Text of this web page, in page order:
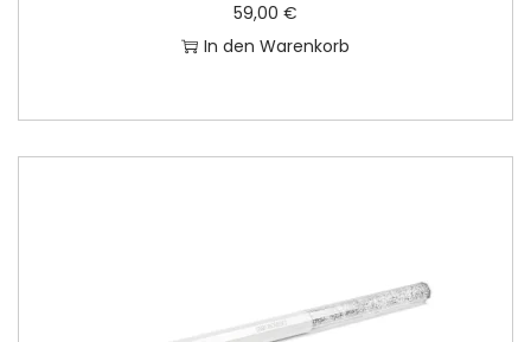
59,00 €
In den Warenkorb